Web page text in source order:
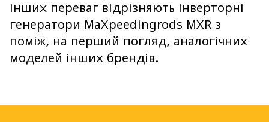
інших переваг відрізняють інверторні
генератори MaXpeedingrods MXR з
поміж, на перший погляд, аналогічних
моделей інших брендів.